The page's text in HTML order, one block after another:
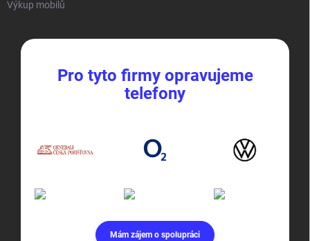
Výkup mobilů
Pro tyto firmy opravujeme
telefony
Mám zájem o spolupráci